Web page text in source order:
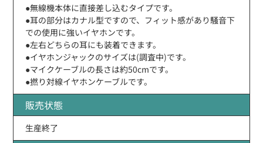
●無線機本体に直接差し込むタイプです。
●耳の部分はカナル型ですので、フィット感があり騒音下
での使用に強いイヤホンです。
●左右どちらの耳にも装着できます。
●イヤホンジャックのサイズは(調査中)です。
●マイクケーブルの長さは約50cmです。
●撚り対線イヤホンケーブルです。
販売状態
生産終了